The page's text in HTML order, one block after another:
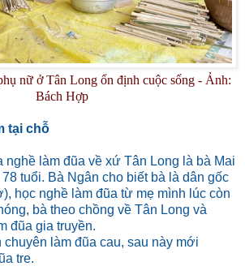
nữ ở Tân Long ổn định cuộc sống - Ảnh:
Bách Hợp
tại chỗ
làm đũa về xứ Tân Long là bà Mai
tuổi. Bà Ngân cho biết bà là dân gốc
học nghề làm đũa từ mẹ mình lúc còn
bà theo chồng về Tân Long và
đũa gia truyền.
chuyên làm đũa cau, sau này mới
tre.